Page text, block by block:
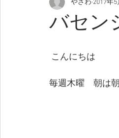
バセン
やざわ 2017年5
こんにちは
毎週木曜　朝は